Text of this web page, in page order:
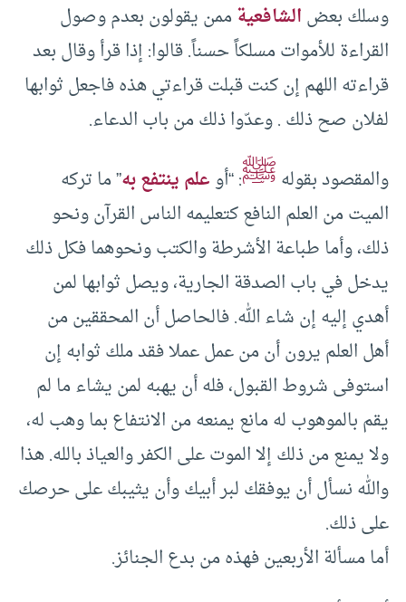
وسلك بعضالشافعيةممن يقولون بعدم وصول
القراءة للأموات مسلكاً حسناً. قالوا: إذا قرأ وقال بعد
قراءته اللهم إن كنت قبلت قراءتي هذه فاجعل ثوابها
لفلان صح ذلك . وعدّوا ذلك من باب الدعاء.
والمقصود بقولهﷺ: “أوعلم ينتفع به” ما تركه
الميت من العلم النافع كتعليمه الناس القرآن ونحو
ذلك، وأما طباعة الأشرطة والكتب ونحوهما فكل ذلك
يدخل في باب الصدقة الجارية، ويصل ثوابها لمن
أهدي إليه إن شاء الله. فالحاصل أن المحققين من
أهل العلم يرون أن من عمل عملا فقد ملك ثوابه إن
استوفى شروط القبول، فله أن يهبه لمن يشاء ما لم
يقم بالموهوب له مانع يمنعه من الانتفاع بما وهب له،
ولا يمنع من ذلك إلا الموت على الكفر والعياذ بالله. هذا
والله نسأل أن يوفقك لبر أبيك وأن يثيبك على حرصك
على ذلك.
أما مسألة الأربعين فهذه من بدع الجنائز.